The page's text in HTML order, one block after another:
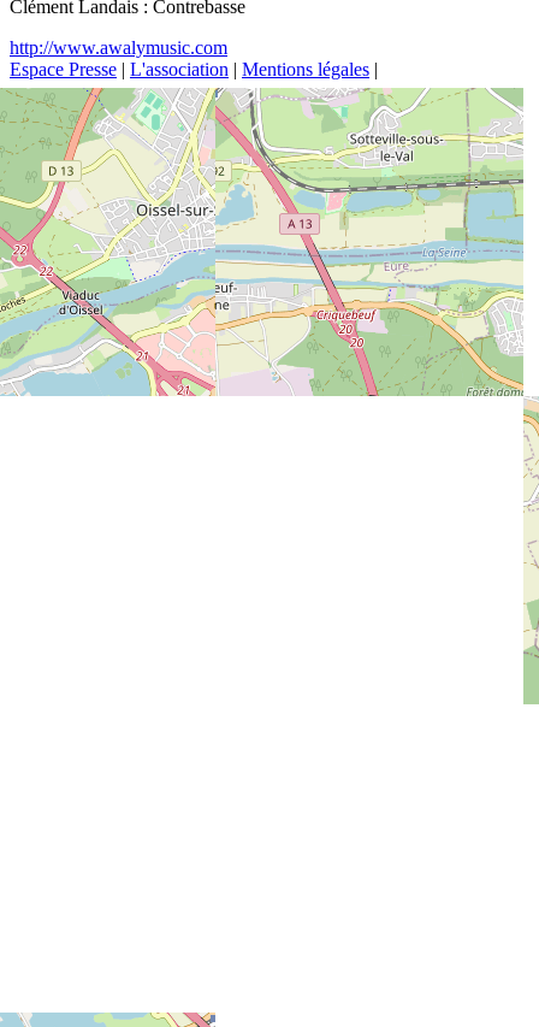
Clément Landais : Contrebasse
http://www.awalymusic.com
Espace Presse | L'association | Mentions légales |